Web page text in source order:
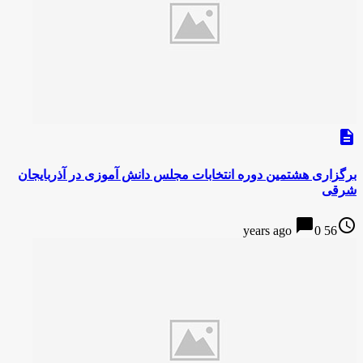
description
برگزاری هشتمین دوره انتخابات مجلس دانش آموزی در آذربایجان
شرقی
access_time
56 years ago
chat_bubble0